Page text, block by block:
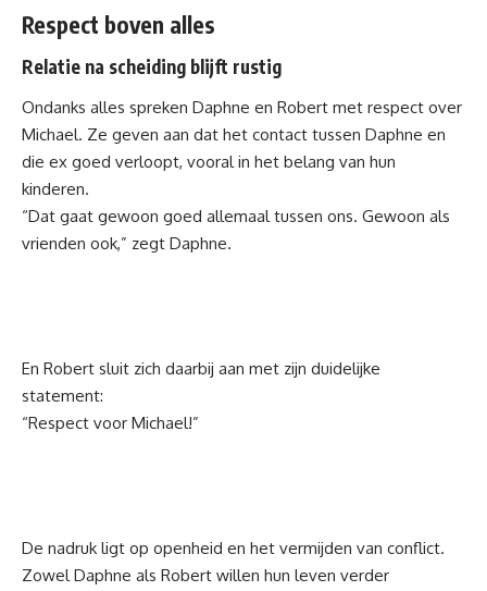
Respect boven alles
Relatie na scheiding blijft rustig
Ondanks alles spreken Daphne en Robert met respect over
Michael. Ze geven aan dat het contact tussen Daphne en
die ex goed verloopt, vooral in het belang van hun
kinderen.
“Dat gaat gewoon goed allemaal tussen ons. Gewoon als
vrienden ook,” zegt Daphne.
En Robert sluit zich daarbij aan met zijn duidelijke
statement:
“Respect voor Michael!”
De nadruk ligt op openheid en het vermijden van conflict.
Zowel Daphne als Robert willen hun leven verder